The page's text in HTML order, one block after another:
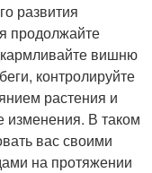
развития
продолжайте
вишню
контролируйте
растения и
изменения. В таком
вас своими
на протяжении